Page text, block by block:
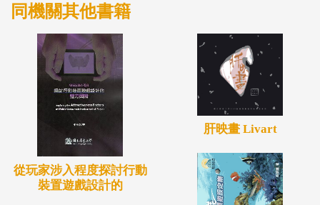
同機關其他書籍
從玩家涉入程度探討行動
裝置遊戲設計的
肝映畫 Livart